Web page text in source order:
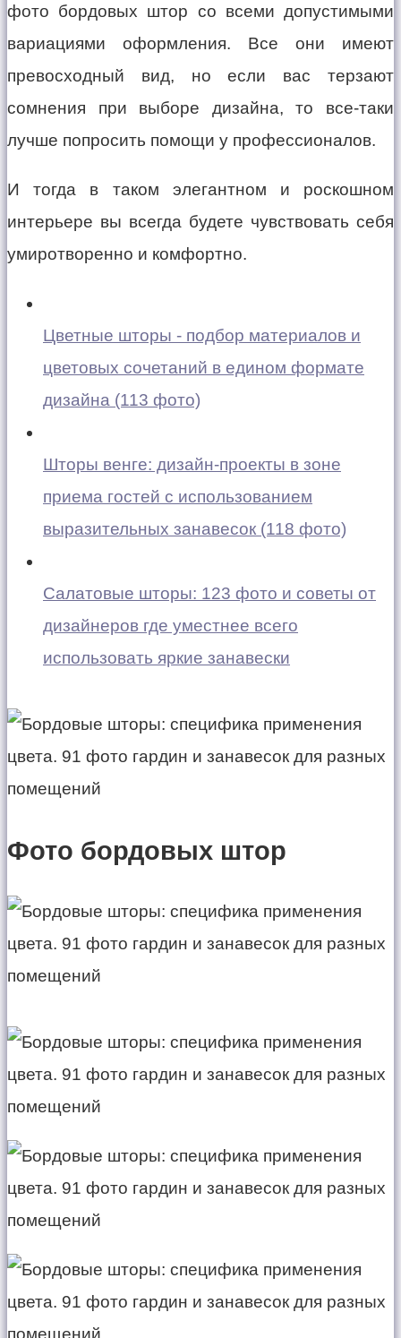
фото бордовых штор со всеми допустимыми
вариациями оформления. Все они имеют
превосходный вид, но если вас терзают
сомнения при выборе дизайна, то все-таки
лучше попросить помощи у профессионалов.
И тогда в таком элегантном и роскошном
интерьере вы всегда будете чувствовать себя
умиротворенно и комфортно.
Цветные шторы - подбор материалов и
цветовых сочетаний в едином формате
дизайна (113 фото)
Шторы венге: дизайн-проекты в зоне
приема гостей с использованием
выразительных занавесок (118 фото)
Салатовые шторы: 123 фото и советы от
дизайнеров где уместнее всего
использовать яркие занавески
Фото бордовых штор